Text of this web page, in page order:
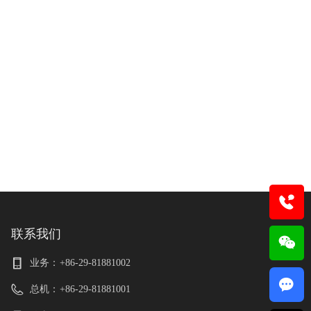
联系我们
业务： +86-29-81881002
总机： +86-29-81881001 끁